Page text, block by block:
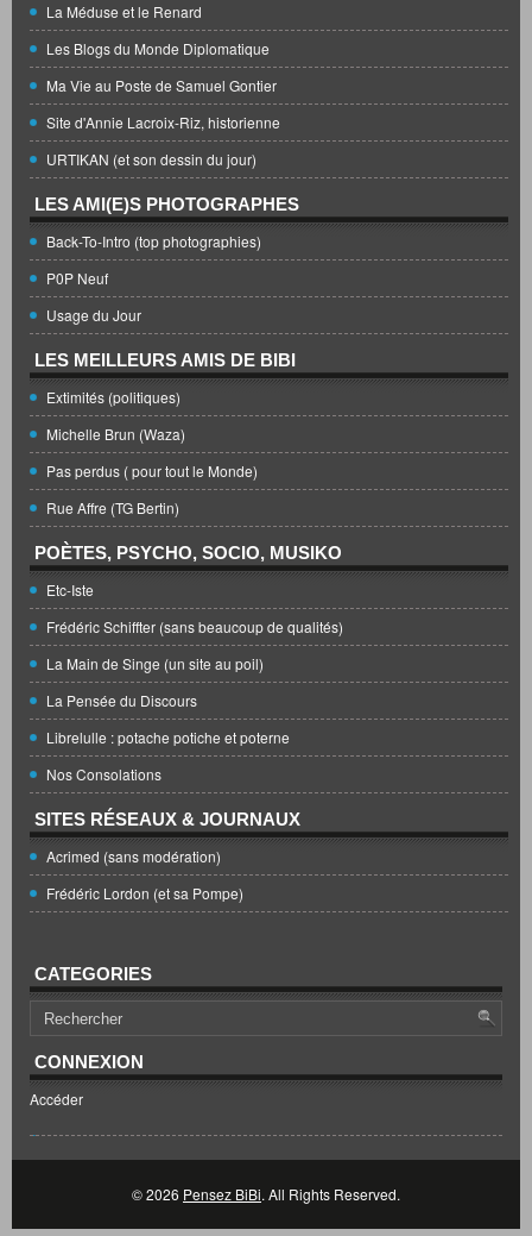
La Méduse et le Renard
Les Blogs du Monde Diplomatique
Ma Vie au Poste de Samuel Gontier
Site d'Annie Lacroix-Riz, historienne
URTIKAN (et son dessin du jour)
LES AMI(E)S PHOTOGRAPHES
Back-To-Intro (top photographies)
P0P Neuf
Usage du Jour
LES MEILLEURS AMIS DE BIBI
Extimités (politiques)
Michelle Brun (Waza)
Pas perdus ( pour tout le Monde)
Rue Affre (TG Bertin)
POÈTES, PSYCHO, SOCIO, MUSIKO
Etc-Iste
Frédéric Schiffter (sans beaucoup de qualités)
La Main de Singe (un site au poil)
La Pensée du Discours
Librelulle : potache potiche et poterne
Nos Consolations
SITES RÉSEAUX & JOURNAUX
Acrimed (sans modération)
Frédéric Lordon (et sa Pompe)
CATEGORIES
CONNEXION
Accéder
© 2026 Pensez BiBi. All Rights Reserved.